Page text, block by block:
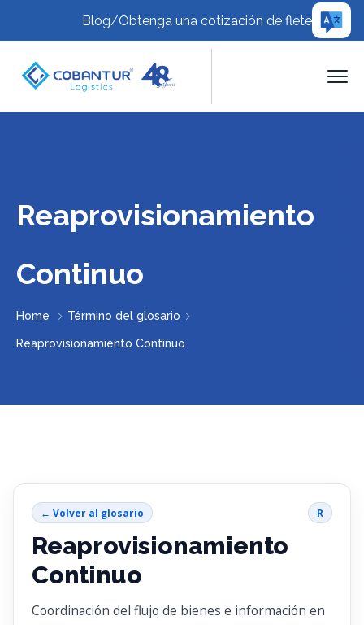
Blog/Obtenga una cotización de flete
Reaprovisionamiento
Continuo
Home Término del glosario
Reaprovisionamiento Continuo
← Volver al glosario R
Reaprovisionamiento
Continuo
Coordinación del flujo de bienes e información en